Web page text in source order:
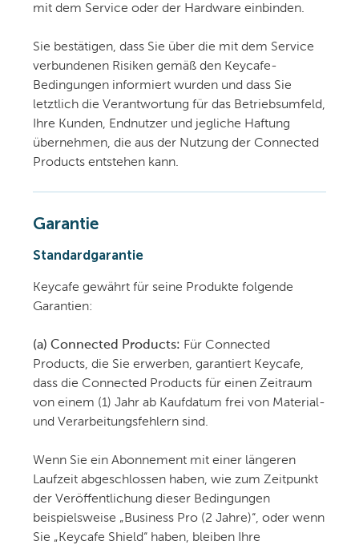
mit dem Service oder der Hardware einbinden.
Sie bestätigen, dass Sie über die mit dem Service
verbundenen Risiken gemäß den Keycafe-
Bedingungen informiert wurden und dass Sie
letztlich die Verantwortung für das Betriebsumfeld,
Ihre Kunden, Endnutzer und jegliche Haftung
übernehmen, die aus der Nutzung der Connected
Products entstehen kann.
Garantie
Standardgarantie
Keycafe gewährt für seine Produkte folgende
Garantien:
(a) Connected Products: Für Connected
Products, die Sie erwerben, garantiert Keycafe,
dass die Connected Products für einen Zeitraum
von einem (1) Jahr ab Kaufdatum frei von Material-
und Verarbeitungsfehlern sind.
Wenn Sie ein Abonnement mit einer längeren
Laufzeit abgeschlossen haben, wie zum Zeitpunkt
der Veröffentlichung dieser Bedingungen
beispielsweise „Business Pro (2 Jahre)“, oder wenn
Sie „Keycafe Shield“ haben, bleiben Ihre